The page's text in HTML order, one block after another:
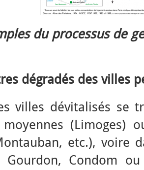
du processus de
dégradés des villes
villes dévitalisés se
(Limoges)
etc.), voire
Gourdon, Condom